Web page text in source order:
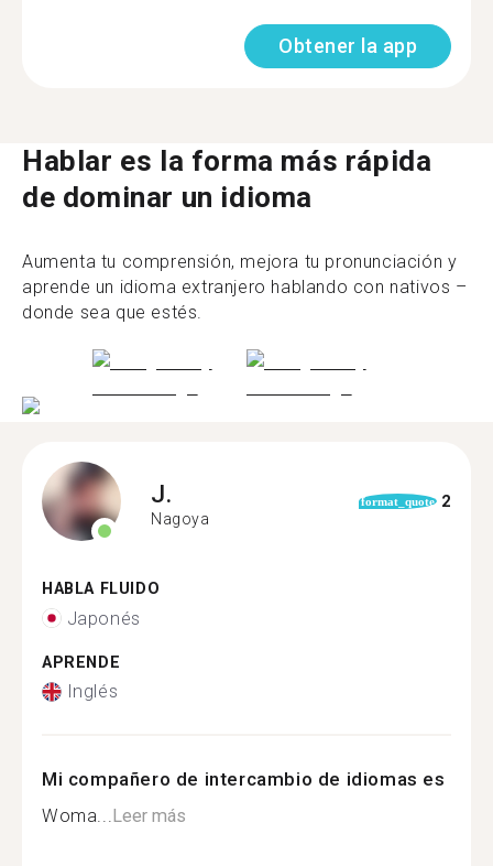
Obtener la app
Hablar es la forma más rápida
de dominar un idioma
Aumenta tu comprensión, mejora tu pronunciación y
aprende un idioma extranjero hablando con nativos –
donde sea que estés.
J.
Nagoya
format_quote 2
HABLA FLUIDO
Japonés
APRENDE
Inglés
Mi compañero de intercambio de idiomas es
Woma...Leer más